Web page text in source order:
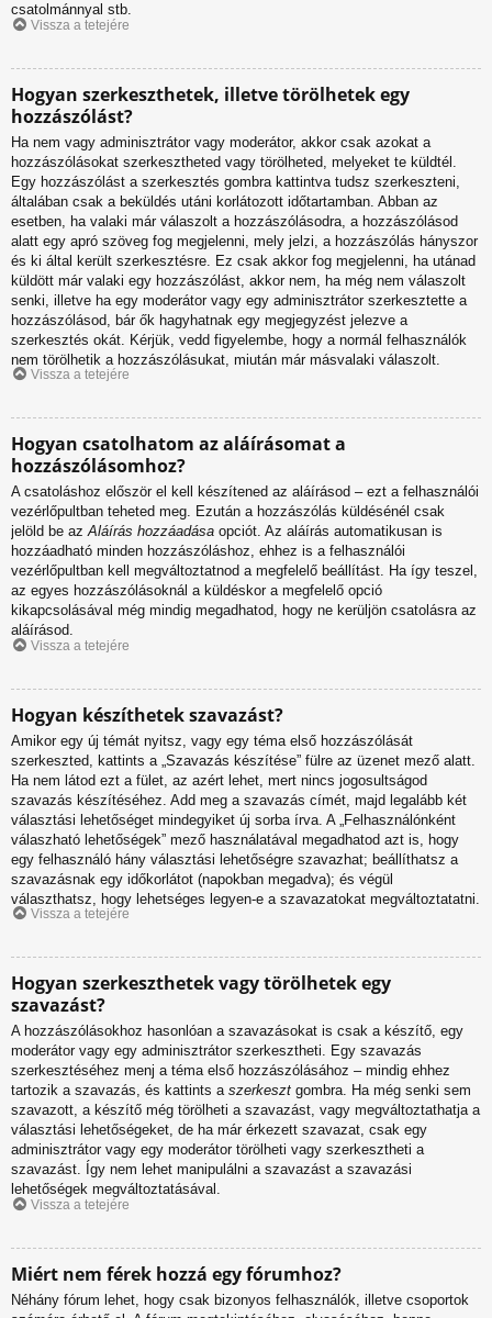
csatolmánnyal stb.
Vissza a tetejére
Hogyan szerkeszthetek, illetve törölhetek egy
hozzászólást?
Ha nem vagy adminisztrátor vagy moderátor, akkor csak azokat a
hozzászólásokat szerkesztheted vagy törölheted, melyeket te küldtél.
Egy hozzászólást a szerkesztés gombra kattintva tudsz szerkeszteni,
általában csak a beküldés utáni korlátozott időtartamban. Abban az
esetben, ha valaki már válaszolt a hozzászólásodra, a hozzászólásod
alatt egy apró szöveg fog megjelenni, mely jelzi, a hozzászólás hányszor
és ki által került szerkesztésre. Ez csak akkor fog megjelenni, ha utánad
küldött már valaki egy hozzászólást, akkor nem, ha még nem válaszolt
senki, illetve ha egy moderátor vagy egy adminisztrátor szerkesztette a
hozzászólásod, bár ők hagyhatnak egy megjegyzést jelezve a
szerkesztés okát. Kérjük, vedd figyelembe, hogy a normál felhasználók
nem törölhetik a hozzászólásukat, miután már másvalaki válaszolt.
Vissza a tetejére
Hogyan csatolhatom az aláírásomat a
hozzászólásomhoz?
A csatoláshoz először el kell készítened az aláírásod – ezt a felhasználói
vezérlőpultban teheted meg. Ezután a hozzászólás küldésénél csak
jelöld be azAláírás hozzáadása opciót. Az aláírás automatikusan is
hozzáadható minden hozzászóláshoz, ehhez is a felhasználói
vezérlőpultban kell megváltoztatnod a megfelelő beállítást. Ha így teszel,
az egyes hozzászólásoknál a küldéskor a megfelelő opció
kikapcsolásával még mindig megadhatod, hogy ne kerüljön csatolásra az
aláírásod.
Vissza a tetejére
Hogyan készíthetek szavazást?
Amikor egy új témát nyitsz, vagy egy téma első hozzászólását
szerkeszted, kattints a „Szavazás készítése” fülre az üzenet mező alatt.
Ha nem látod ezt a fület, az azért lehet, mert nincs jogosultságod
szavazás készítéséhez. Add meg a szavazás címét, majd legalább két
választási lehetőséget mindegyiket új sorba írva. A „Felhasználónként
válaszható lehetőségek” mező használatával megadhatod azt is, hogy
egy felhasználó hány választási lehetőségre szavazhat; beállíthatsz a
szavazásnak egy időkorlátot (napokban megadva); és végül
választhatsz, hogy lehetséges legyen-e a szavazatokat megváltoztatatni.
Vissza a tetejére
Hogyan szerkeszthetek vagy törölhetek egy
szavazást?
A hozzászólásokhoz hasonlóan a szavazásokat is csak a készítő, egy
moderátor vagy egy adminisztrátor szerkesztheti. Egy szavazás
szerkesztéséhez menj a téma első hozzászólásához – mindig ehhez
tartozik a szavazás, és kattints a szerkeszt gombra. Ha még senki sem
szavazott, a készítő még törölheti a szavazást, vagy megváltoztathatja a
választási lehetőségeket, de ha már érkezett szavazat, csak egy
adminisztrátor vagy egy moderátor törölheti vagy szerkesztheti a
szavazást. Így nem lehet manipulálni a szavazást a szavazási
lehetőségek megváltoztatásával.
Vissza a tetejére
Miért nem férek hozzá egy fórumhoz?
Néhány fórum lehet, hogy csak bizonyos felhasználók, illetve csoportok